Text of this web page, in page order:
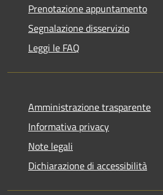
Prenotazione appuntamento
Segnalazione disservizio
Leggi le FAQ
Amministrazione trasparente
Informativa privacy
Note legali
Dichiarazione di accessibilità